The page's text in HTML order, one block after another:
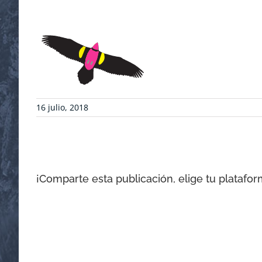
16 julio, 2018
¡Comparte esta publicación, elige tu